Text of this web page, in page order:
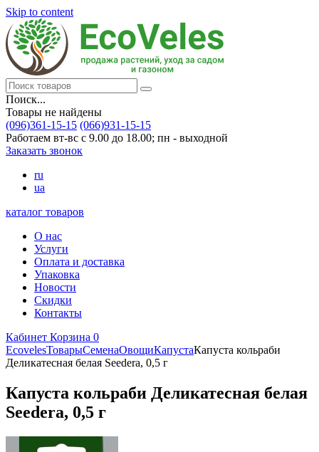
Skip to content
Поиск...
Товары не найдены
(096)361-15-15 (066)931-15-15
Работаем вт-вс с 9.00 до 18.00; пн - выходной
Заказать звонок
ru
ua
каталог товаров
О нас
Услуги
Оплата и доставка
Упаковка
Новости
Скидки
Контакты
Кабинет Корзина 0
EcovelesТоварыСеменаОвощиКапустаКапуста кольраби
Деликатесная белая Seedera, 0,5 г
Капуста кольраби Деликатесная белая
Seedera, 0,5 г